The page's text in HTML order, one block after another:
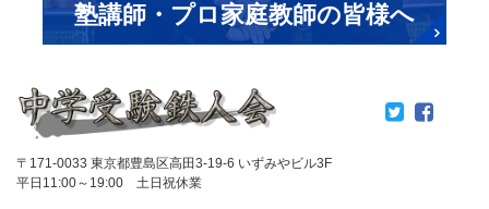
〒171-0033 東京都豊島区高田3-19-6 いずみやビル3F
平日11:00～19:00 土日祝休業
塾講師・プロ家庭教師の皆様へ